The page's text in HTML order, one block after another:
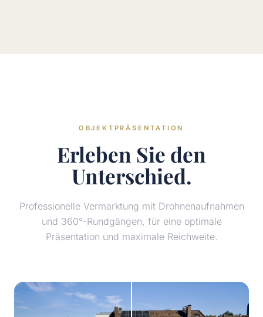
OBJEKTPRÄSENTATION
Erleben Sie den
Unterschied.
Professionelle Vermarktung mit Drohnenaufnahmen
und 360°-Rundgängen, für eine optimale
Präsentation und maximale Reichweite.